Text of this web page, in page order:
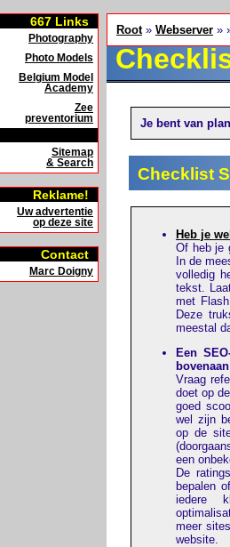
667 Links
Photography
Photo Models
Belgium Model
Academy
Zee
preventorium
Sitemap
& Search
Reklame!
Uw advertentie
op deze site
Contact
Marc Doigny
Root» Webserver »
Je bent van
Checklist
Heb je
Of heb je
In de
volledig
tekst.
met
Deze
meestal
Een
Vraag
doet op
goed
wel zijn
op de
een
De
bepalen
iedere
meer
website.